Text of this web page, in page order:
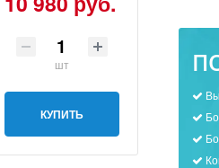
шт
КУПИТЬ